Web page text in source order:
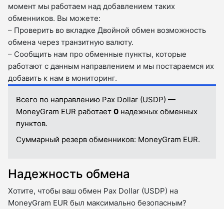
момент мы работаем над добавлением таких
обменников. Вы можете:
– Проверить во вкладкe Двойной обмен возможность
обмена через транзитную валюту.
– Сообщить нам про обменные пункты, которые
работают с данным направлением и мы постараемся их
добавить к нам в мониторинг.
Всего по направлению Pax Dollar (USDP) —
MoneyGram EUR работает 0 надежных обменных
пунктов.
Суммарный резерв обменников: MoneyGram EUR.
Надежность обмена
Хотите, чтобы ваш обмен Pax Dollar (USDP) на
MoneyGram EUR был максимально безопасным?